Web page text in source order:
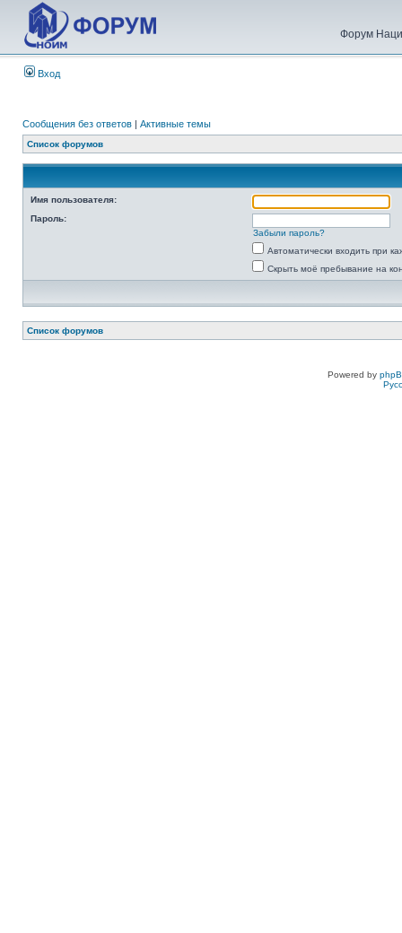
Форум
Вход
Сообщения без ответов | Активные темы
Список форумов
Имя пользователя:
Пароль:
Забыли пароль?
Автоматически входить при
Скрыть моё пребывание на
Список форумов
Powered by